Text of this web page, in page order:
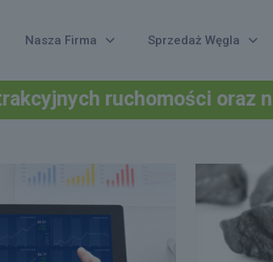
Nasza Firma Sprzedaż Węgla
oraz